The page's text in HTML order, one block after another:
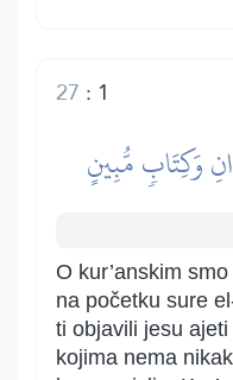
1
:
27
وَكِتَابٖ مُّبِينٍ
O kur’anskim
na početku sure
ti objavili jesu ajeti
kojima nema